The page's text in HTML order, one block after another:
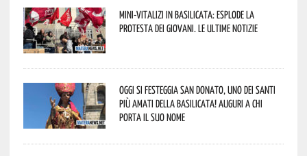
Mini-vitalizi in Basilicata: esplode la
protesta dei giovani. Le ultime notizie
Oggi si festeggia San Donato, uno dei Santi
più amati della Basilicata! Auguri a chi
porta il suo nome